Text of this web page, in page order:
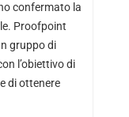
confermato la
Proofpoint
gruppo di
l’obiettivo di
di ottenere